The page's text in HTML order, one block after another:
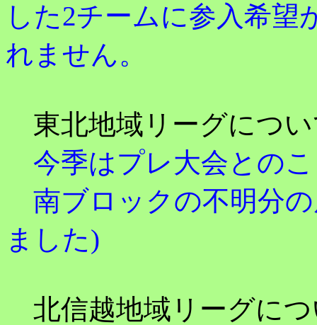
した2チームに参入希望
れません。
東北地域リーグにつ
今季はプレ大会との
南ブロックの不明分
ました)
北信越地域リーグに